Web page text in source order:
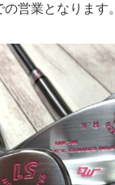
の営業となります。